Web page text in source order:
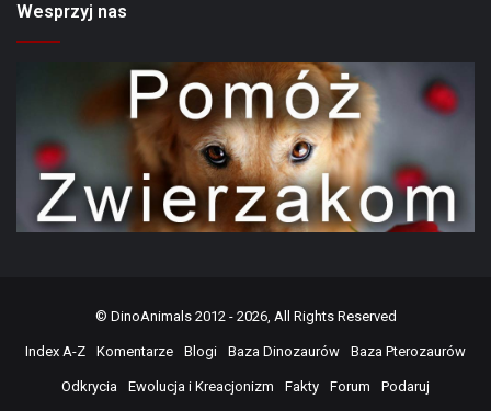
Wesprzyj nas
© DinoAnimals2012 - 2026, All Rights Reserved
Index A-Z Komentarze Blogi Baza Dinozaurów Baza Pterozaurów
Odkrycia Ewolucja i Kreacjonizm Fakty Forum Podaruj